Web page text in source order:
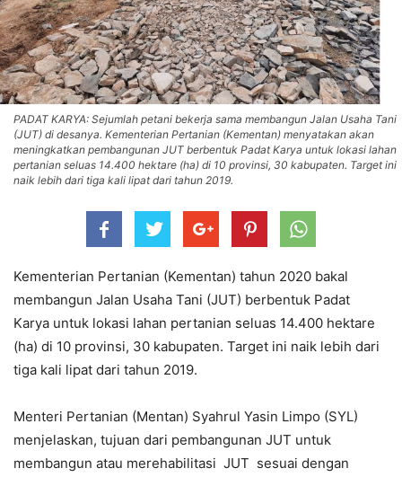
PADAT KARYA: Sejumlah petani bekerja sama membangun Jalan Usaha Tani
(JUT) di desanya. Kementerian Pertanian (Kementan) menyatakan akan
meningkatkan pembangunan JUT berbentuk Padat Karya untuk lokasi lahan
pertanian seluas 14.400 hektare (ha) di 10 provinsi, 30 kabupaten. Target ini
naik lebih dari tiga kali lipat dari tahun 2019.
Kementerian Pertanian (Kementan) tahun 2020 bakal
membangun Jalan Usaha Tani (JUT) berbentuk Padat
Karya untuk lokasi lahan pertanian seluas 14.400 hektare
(ha) di 10 provinsi, 30 kabupaten. Target ini naik lebih dari
tiga kali lipat dari tahun 2019.
Menteri Pertanian (Mentan) Syahrul Yasin Limpo (SYL)
menjelaskan, tujuan dari pembangunan JUT untuk
membangun atau merehabilitasi JUT sesuai dengan